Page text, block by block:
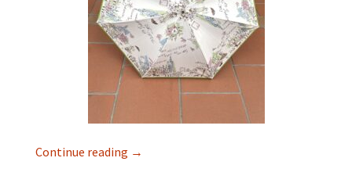
Continue reading →